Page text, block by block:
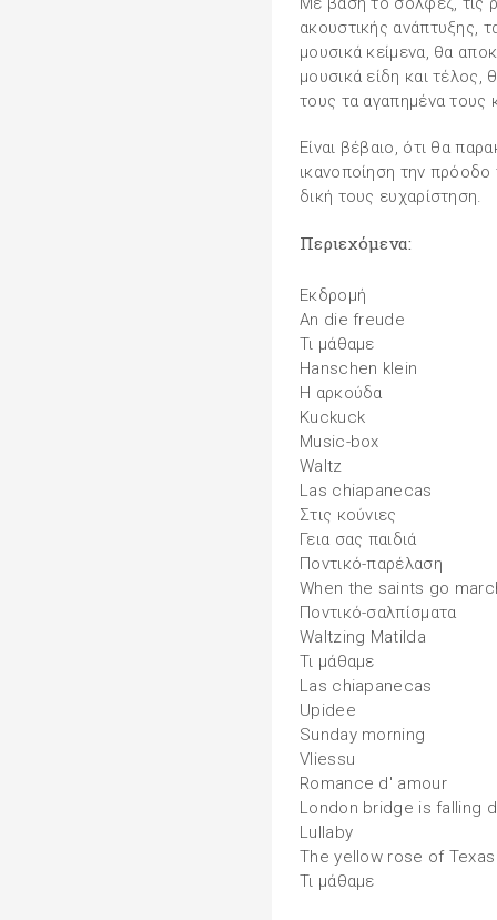
ακουστικής ανάπτυξης,
μουσικά κείμενα, θα
μουσικά είδη και τέλος,
τους τα αγαπημένα τους
Είναι βέβαιο, ότι θα
ικανοποίηση την
δική τους ευχαρίστηση.
Περιεχόμενα:
Εκδρομή
An die freude
Τι μάθαμε
Hanschen klein
H αρκούδα
Kuckuck
Music-box
Waltz
Las chiapanecas
Στις κούνιες
Γεια σας παιδιά
Ποντικό-παρέλαση
When the saints go
Ποντικό-σαλπίσματα
Waltzing Matilda
Τι μάθαμε
Las chiapanecas
Upidee
Sunday morning
Vliessu
Romance d' amour
London bridge is falling
Lullaby
The yellow rose of Texas
Τι μάθαμε